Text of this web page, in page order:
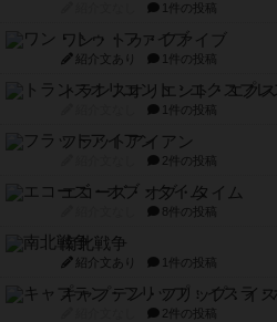
1件の投稿
ワン・トゥ・ファイブ
紹介文あり 1件の投稿
トランスオリエント・エク
1件の投稿
フラットアイアン
2件の投稿
エコーズ・オブ・タイム
8件の投稿
南北戦争
紹介文あり 1件の投稿
キャプテン・フリップ：イ
2件の投稿